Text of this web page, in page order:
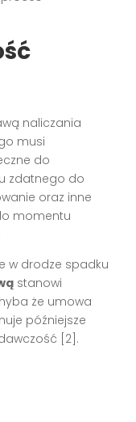
naliczania
musi
do
zdatnego do
oraz inne
momentu
w drodze spadku
stanowi
że umowa
późniejsze
[2].